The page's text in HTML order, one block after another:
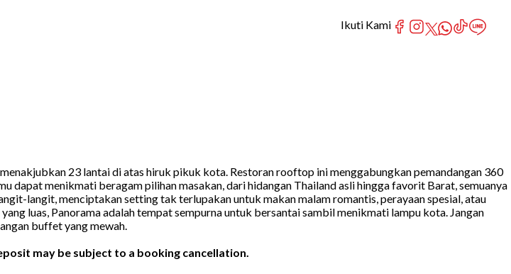
23 lantai di atas hiruk pikuk kota. Restoran rooftop ini menggabungkan pemandangan 360
dapat menikmati beragam pilihan masakan, dari hidangan Thailand asli hingga favorit Barat, semuanya
langit, menciptakan setting tak terlupakan untuk makan malam romantis, perayaan spesial, atau
luas, Panorama adalah tempat sempurna untuk bersantai sambil menikmati lampu kota. Jangan
buffet yang mewah.
may be subject to a booking cancellation.
Ikuti Kami